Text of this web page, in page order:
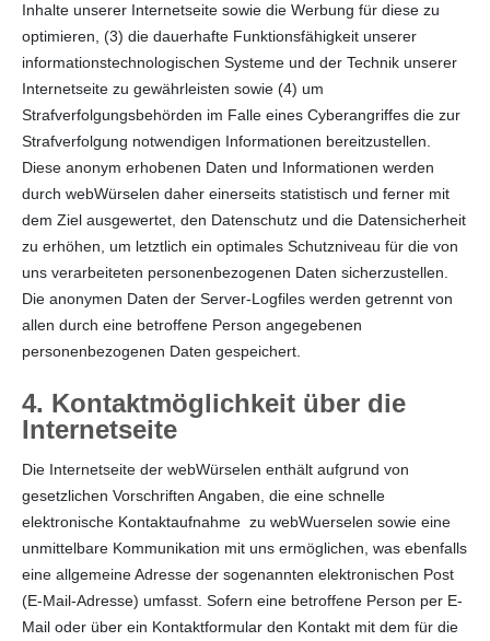
Inhalte unserer Internetseite sowie die Werbung für diese zu
optimieren, (3) die dauerhafte Funktionsfähigkeit unserer
informationstechnologischen Systeme und der Technik unserer
Internetseite zu gewährleisten sowie (4) um
Strafverfolgungsbehörden im Falle eines Cyberangriffes die zur
Strafverfolgung notwendigen Informationen bereitzustellen.
Diese anonym erhobenen Daten und Informationen werden
durch webWürselen daher einerseits statistisch und ferner mit
dem Ziel ausgewertet, den Datenschutz und die Datensicherheit
zu erhöhen, um letztlich ein optimales Schutzniveau für die von
uns verarbeiteten personenbezogenen Daten sicherzustellen.
Die anonymen Daten der Server-Logfiles werden getrennt von
allen durch eine betroffene Person angegebenen
personenbezogenen Daten gespeichert.
4. Kontaktmöglichkeit über die
Internetseite
Die Internetseite der webWürselen enthält aufgrund von
gesetzlichen Vorschriften Angaben, die eine schnelle
elektronische Kontaktaufnahme zu webWuerselen sowie eine
unmittelbare Kommunikation mit uns ermöglichen, was ebenfalls
eine allgemeine Adresse der sogenannten elektronischen Post
(E-Mail-Adresse) umfasst. Sofern eine betroffene Person per E-
Mail oder über ein Kontaktformular den Kontakt mit dem für die